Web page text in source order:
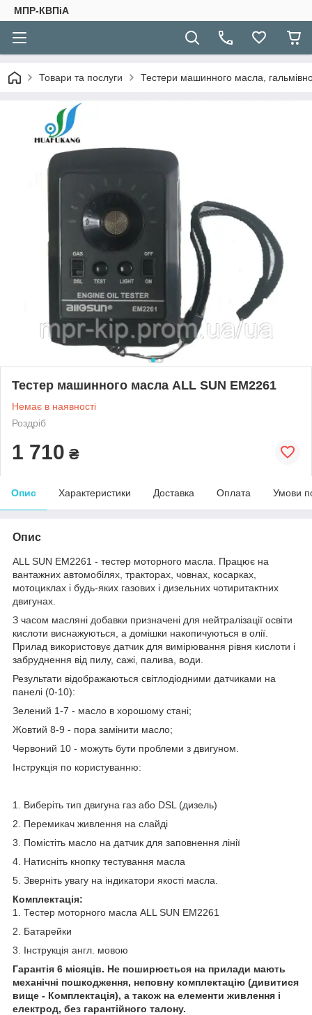
МПР-КВПіА
Товари та послуги Тестери машинного масла,
Тестер машинного масла ALL SUN EM2261
Немає в наявності
Роздріб
1 710 ₴
Опис Характеристики Доставка Оплата Умови
Опис
ALL SUN EM2261 - тестер моторного масла. Працює на
вантажних автомобілях, тракторах, човнах, косарках,
мотоциклах і будь-яких газових і дизельних чотиритактних
двигунах.
З часом масляні добавки призначені для нейтралізації освіти
кислоти виснажуються, а домішки накопичуються в олії.
Прилад використовує датчик для вимірювання рівня кислоти і
забруднення від пилу, сажі, палива, води.
Результати відображаються світлодіодними датчиками на
панелі (0-10):
Зелений 1-7 - масло в хорошому стані;
Жовтий 8-9 - пора замінити масло;
Червоний 10 - можуть бути проблеми з двигуном.
Інструкція по користуванню:
1. Виберіть тип двигуна газ або DSL (дизель)
2. Перемикач живлення на слайді
3. Помістіть масло на датчик для заповнення лінії
4. Натисніть кнопку тестування масла
5. Зверніть увагу на індикатори якості масла.
Комплектація:
1. Тестер моторного масла ALL SUN EM2261
2. Батарейки
3. Інструкція англ. мовою
Гарантія 6 місяців. Не поширюється на прилади мають
механічні пошкодження, неповну комплектацію (дивитися
вище - Комплектація), а також на елементи живлення і
електрод, без гарантійного талону.